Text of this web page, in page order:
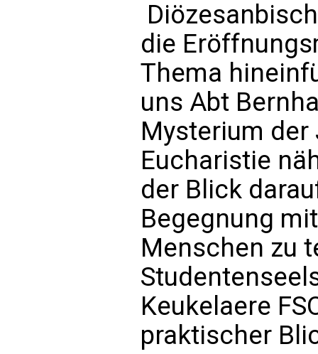
die
Thema
uns Abt
Mysterium
Eucharistie
der Blick
Begegnung
Menschen zu
Keukelaere
praktischer